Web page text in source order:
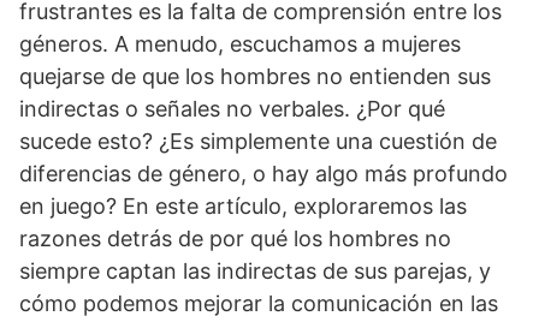
frustrantes es la falta de comprensión entre los
géneros. A menudo, escuchamos a mujeres
quejarse de que los hombres no entienden sus
indirectas o señales no verbales. ¿Por qué
sucede esto? ¿Es simplemente una cuestión de
diferencias de género, o hay algo más profundo
en juego? En este artículo, exploraremos las
razones detrás de por qué los hombres no
siempre captan las indirectas de sus parejas, y
cómo podemos mejorar la comunicación en las